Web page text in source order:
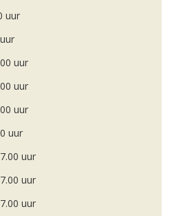
uur
uur
uur
uur
uur
uur
uur
uur